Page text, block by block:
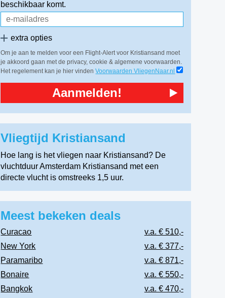
beschikbaar komt.
extra opties
Om je aan te melden voor een Flight-Alert voor Kristiansand moet
je akkoord gaan met de privacy, cookie & algemene voorwaarden.
Het regelement kan je hier vindenVoorwaarden VliegenNaar.nl
Aanmelden!
Vliegtijd Kristiansand
Hoe lang is het vliegen naar Kristiansand? De
vluchtduur Amsterdam Kristiansand met een
directe vlucht is omstreeks 1,5 uur.
Meest bekeken deals
Curacao
v.a. € 510,-
New York
v.a. € 377,-
Paramaribo
v.a. € 871,-
Bonaire
v.a. € 550,-
Bangkok
v.a. € 470,-